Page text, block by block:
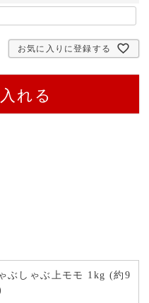
お気に入りに登録する
れる
ぶしゃぶ上モモ 1kg (約9